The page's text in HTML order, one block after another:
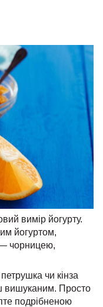
вимір йогурту.
йогуртом,
чорницею,
чи кінза
вишуканим. Просто
подрібненою